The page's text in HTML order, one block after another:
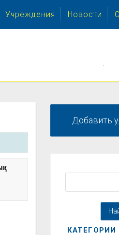
Учреждения Новости
Добавить
КАТЕГОРИИ
.